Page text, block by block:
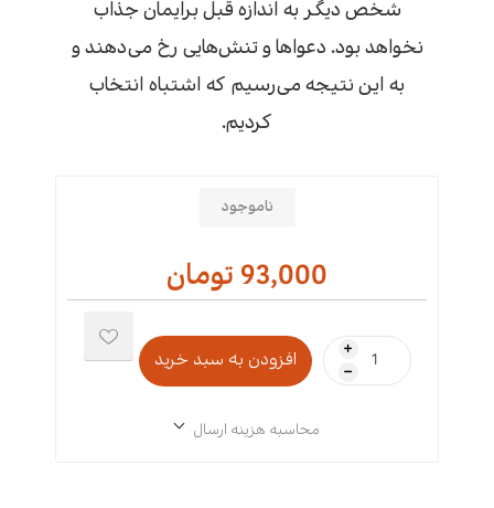
شخص دیگر به اندازه قبل برایمان جذاب
نخواهد بود. دعواها و تنش‌هایی رخ می‌دهند و
به این نتیجه می‌رسیم که اشتباه انتخاب
کردیم.
ناموجود
93,000 تومان
i
h
محاسبه هزینه ارسال